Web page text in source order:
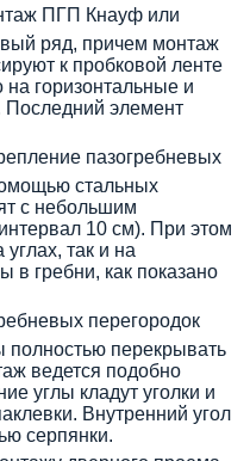
ПГП Кнауф или
ряд, причем монтаж
к пробковой ленте
горизонтальные и
Последний элемент
пазогребневых
стальных
с небольшим
10 см). При этом
так и на
в гребни, как показано
перегородок
перекрывать
ведется подобно
углы кладут уголки и
Внутренний угол
серпянки.